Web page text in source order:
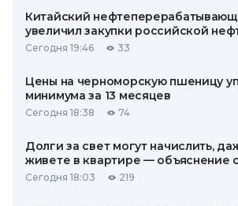
Китайский
увеличил закупки российской
Сегодня 19:46 33
Цены на черноморскую пшеницу
минимума за 13 месяцев
Сегодня 18:38 74
Долги за свет могут начислить,
живете в квартире — объяснение
Сегодня 18:03 219